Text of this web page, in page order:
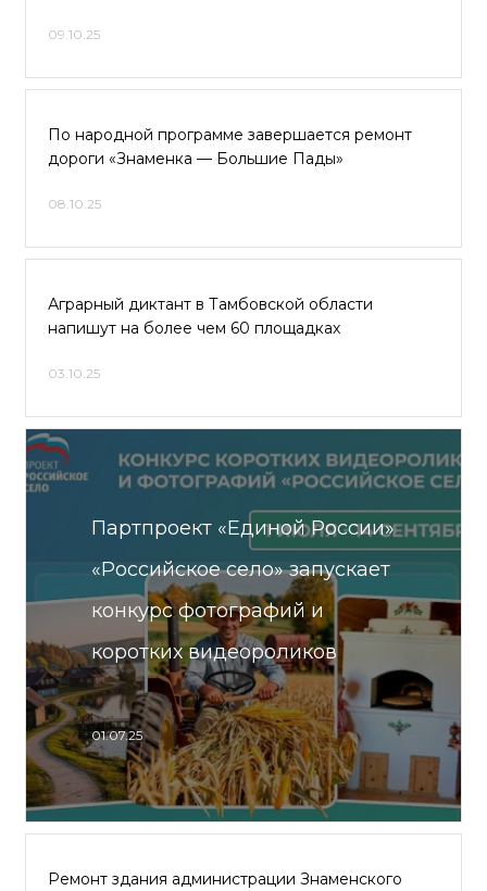
09.10.25
По народной программе завершается ремонт
дороги «Знаменка — Большие Пады»
08.10.25
Аграрный диктант в Тамбовской области
напишут на более чем 60 площадках
03.10.25
Партпроект «Единой России»
«Российское село» запускает
конкурс фотографий и
коротких видеороликов
01.07.25
Ремонт здания администрации Знаменского